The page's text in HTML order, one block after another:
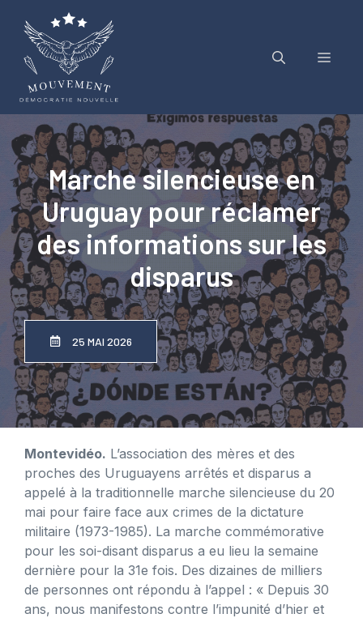
contenu
Menu
Marche silencieuse en
Uruguay pour réclamer
des informations sur les
disparus
25 MAI 2026
Montevidéo. L’association des mères et des
proches des Uruguayens arrêtés et disparus a
appelé à la traditionnelle marche silencieuse du 20
mai pour faire face aux crimes de la dictature
militaire (1973-1985). La marche commémorative
pour les soi-disant disparus a eu lieu la semaine
dernière pour la 31e fois. Des dizaines de milliers
de personnes ont répondu à l’appel : « Depuis 30
ans, nous manifestons contre l’impunité d’hier et